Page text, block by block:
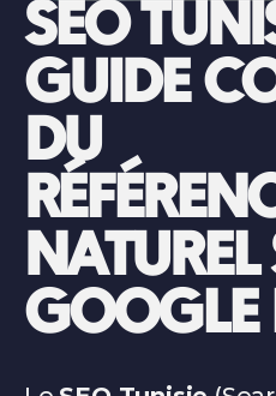
SEO
GUIDE
DU
NATUREL
GOOGLE